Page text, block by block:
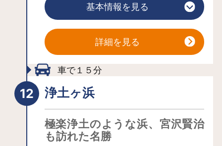
人たちが、三ツ石のまわりを「さんさ
さんさ」と踊ったのが"さんさ踊り"の始
まりだと言われています。
【開催予定日】※2023年3月現在の情報
です。変更となる場合がありますので
詳しくはつなぎ温泉観光協会のホーム
ページをご確認ください。 2023年4
月21日～10月31日毎日開催。会場：ホ
テル紫苑 時間：20時15分～20時45
分 2024年2月9日～2月18日10日間3
列車、地域のグルメを味わう列車、冬
ています。
基本情報を見る
詳細を見る
車で１５分
浄土ヶ浜
極楽浄土のような浜、宮沢賢治
も訪れた名勝